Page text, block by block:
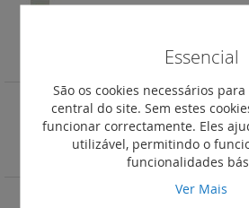
REF. KG39
LNWN TECLA PARA
Essencial
São os cookies necessários
central do site. Sem estes
funcionar correctamente. Eles
utilizável, permitindo o
funcionalidades
Ver Mais